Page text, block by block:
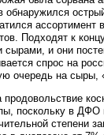
обнаружился
ассортимент
Подходят к
и они
спрос на
очередь на сыры,
продовольствие
поскольку в ДФО
степени